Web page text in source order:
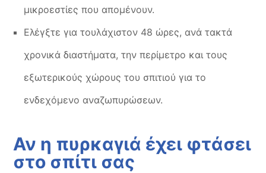
μικροεστίες που απομένουν.
Ελέγξτε για τουλάχιστον 48 ώρες, ανά τακτά
χρονικά διαστήματα, την περίμετρο και τους
εξωτερικούς χώρους του σπιτιού για το
ενδεχόμενο αναζωπυρώσεων.
Αν η πυρκαγιά έχει φτάσει
στο σπίτι σας